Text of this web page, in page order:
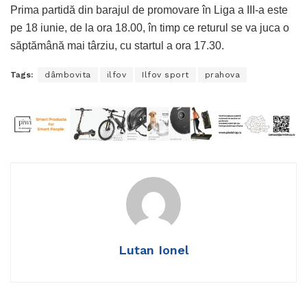
Prima partidă din barajul de promovare în Liga a III-a este
pe 18 iunie, de la ora 18.00, în timp ce returul se va juca o
săptămână mai târziu, cu startul a ora 17.30.
Tags: dâmbovita ilfov Ilfov sport prahova
Lutan Ionel